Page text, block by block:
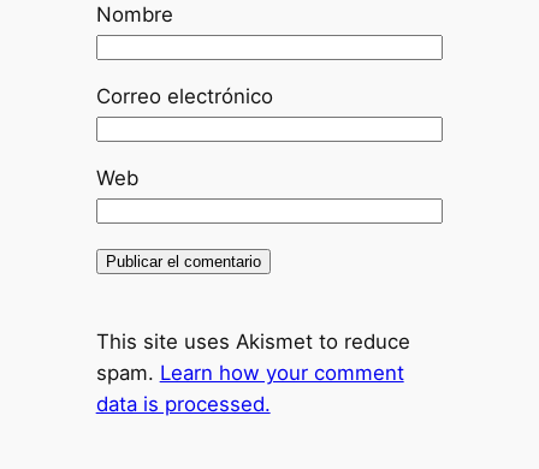
Nombre
Correo electrónico
Web
This site uses Akismet to reduce
spam. Learn how your comment
data is processed.